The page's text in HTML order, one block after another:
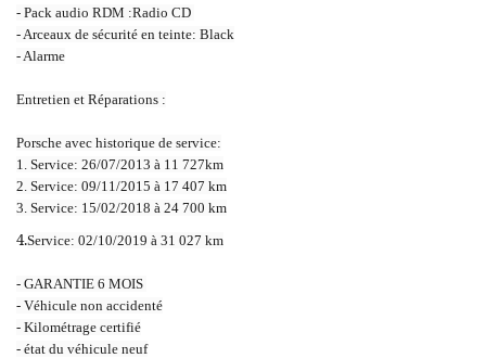
- Pack audio RDM :Radio CD
- Arceaux de sécurité en teinte: Black
- Alarme
Entretien et Réparations :
Porsche avec historique de service:
1. Service: 26/07/2013 à 11 727km
2. Service: 09/11/2015 à 17 407 km
3. Service: 15/02/2018 à 24 700 km
4.Service: 02/10/2019 à 31 027 km
- GARANTIE 6 MOIS
- Véhicule non accidenté
- Kilométrage certifié
- état du véhicule neuf